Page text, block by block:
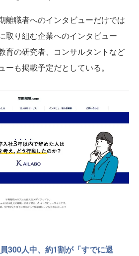
離職者へのインタビューだけでは
取り組む企業へのインタビュー
育の研究者、コンサルタントなど
も掲載予定だとしている。
300人中、約1割が「すでに退